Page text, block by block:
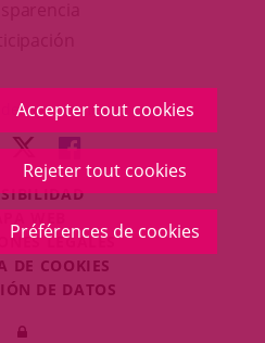
Accepter tout cookies
Rejeter tout cookies
Préférences de cookies
una
ventana
nueva.
externa.
ayuntamiento
ENLACE
A
UNA
APLICACIÓN
EXTERNA.
ENLACE
A
UNA
APLICACIÓN
EXTERNA.
WEB
LEGALES
DE COOKIES
DE DATOS
Iniciar